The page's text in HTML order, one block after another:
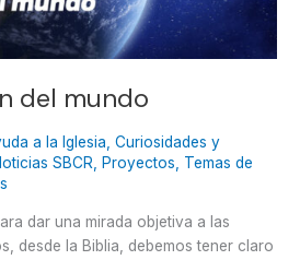
del mundo
a la Iglesia,Curiosidades y
SBCR, Proyectos, Temas de
dar una mirada objetiva a las
desde la Biblia, debemos tener claro